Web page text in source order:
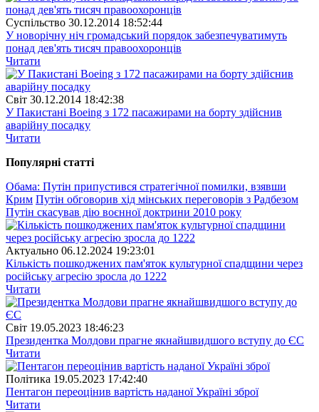
Суспiльство 30.12.2014 18:52:44
У новорічну ніч громадський порядок забезпечуватимуть
понад дев'ять тисяч правоохоронців
Читати
Свiт 30.12.2014 18:42:38
У Пакистані Boeing з 172 пасажирами на борту здійснив
аварійну посадку
Читати
Популярнi статтi
Обама: Путін припустився стратегічної помилки, взявши
Крим Путін обговорив хід мінських переговорів з Радбезом
Путін скасував дію воєнної доктрини 2010 року
Актуально 06.12.2024 19:23:01
Кількість пошкоджених пам'яток культурної спадщини через
російську агресію зросла до 1222
Читати
Свiт 19.05.2023 18:46:23
Президентка Молдови прагне якнайшвидшого вступу до ЄС
Читати
Полiтика 19.05.2023 17:42:40
Пентагон переоцінив вартість наданої Україні зброї
Читати